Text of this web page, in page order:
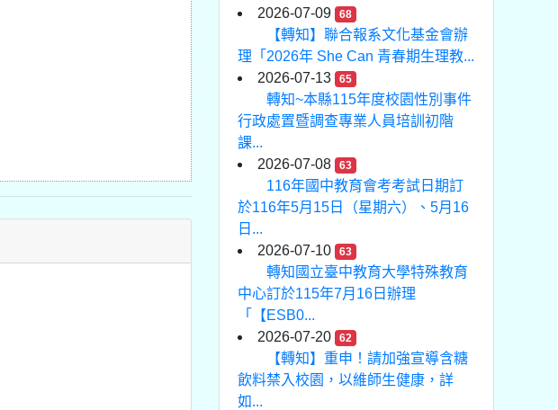
2026-07-09
68
【轉知】聯合報系文化基金會辦
理「2026年 She Can 青春期生理教...
2026-07-13
65
轉知~本縣115年度校園性別事件
行政處置暨調查專業人員培訓初階
課...
2026-07-08
63
116年國中教育會考考試日期訂
於116年5月15日（星期六）、5月16
日...
2026-07-10
63
轉知國立臺中教育大學特殊教育
中心訂於115年7月16日辦理
「【ESB0...
2026-07-20
62
【轉知】重申！請加強宣導含糖
飲料禁入校園，以維師生健康，詳
如...